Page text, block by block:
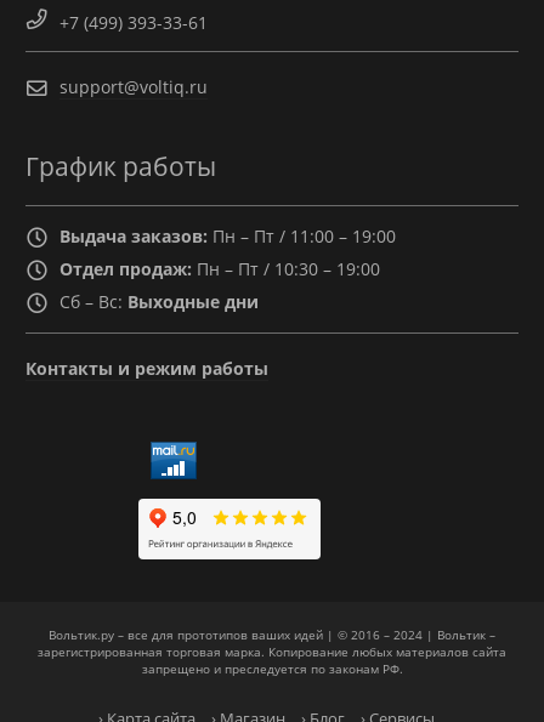
+7 (499) 393-33-61
support@voltiq.ru
График работы
Выдача заказов: Пн – Пт / 11:00 – 19:00
Отдел продаж: Пн – Пт / 10:30 – 19:00
Сб – Вс: Выходные дни
Контакты и режим работы
Вольтик.ру – все для прототипов ваших идей | © 2016 – 2024 | Вольтик –
зарегистрированная торговая марка. Копирование любых материалов сайта
запрещено и преследуется по законам РФ.